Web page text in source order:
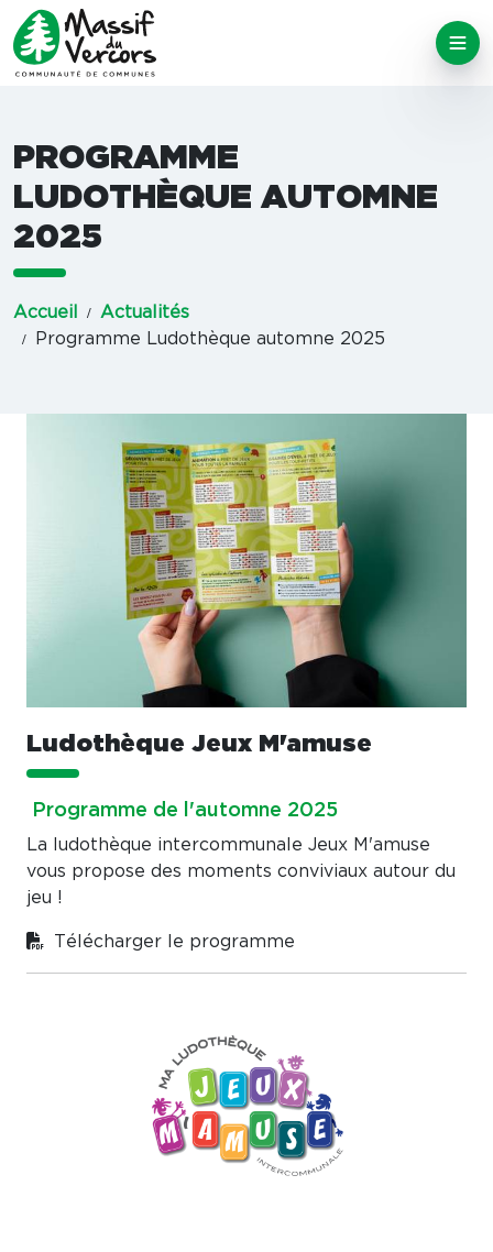
PROGRAMME
LUDOTHÈQUE AUTOMNE
2025
Accueil
Actualités
Programme Ludothèque automne 2025
Ludothèque Jeux M'amuse
Programme de l'automne 2025
La ludothèque intercommunale Jeux M'amuse
vous propose des moments conviviaux autour du
jeu !
Télécharger le programme